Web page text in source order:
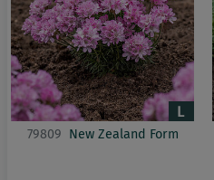
79809 New Zealand Form